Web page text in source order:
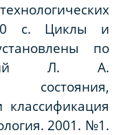
с. Циклы и
по
Л. А.
состояния,
классификация
2001. №1.